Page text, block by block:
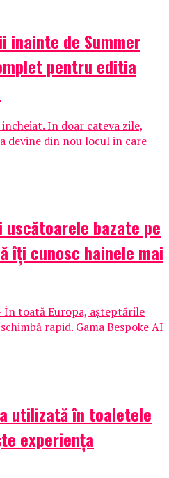
inainte de Summer
pentru editia
In doar cateva zile,
devine din nou locul in care
bazate pe
îți cunosc hainele mai
În toată Europa, așteptările
rapid. Gama Bespoke AI
utilizată în toaletele
experiența